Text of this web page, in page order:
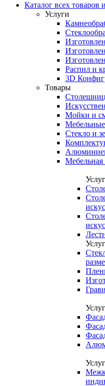
Каталог всех товаров
Услуги
Распил и
3D
Товары
Мойки и
Стекло и
Мебельная